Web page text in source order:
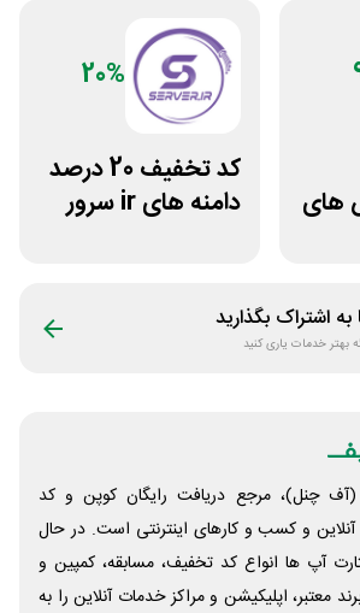
های
20%
کد تخفیف 20 درصد
دامنه های ir سرور
اشتراک بگذارید
بهتر خدمات یاری کنید
چنل)، مرجع دریافت رایگان کوپن و کد
و کسب و‌ کارهای اینترنتی است. در حال
آپ ها انواع کد تخفیف، مسابقه، کمپین و
معتبر، اپلیکیشن و مراکز خدمات آنلاین را به